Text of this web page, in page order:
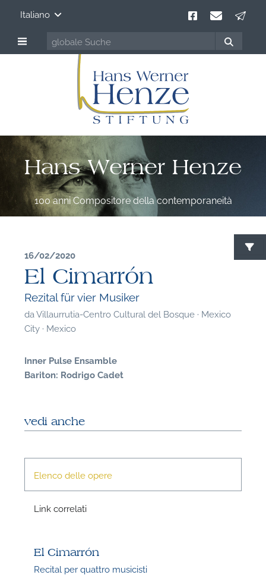
Italiano
Hans Werner Henze
100 anni Compositore della contemporaneità
16/02/2020
El Cimarrón
Rezital für vier Musiker
daVillaurrutia-Centro Cultural del Bosque · Mexico
City · Mexico
Inner Pulse Ensamble
Bariton: Rodrigo Cadet
vedi anche
Elenco delle opere
Link correlati
El Cimarrón
Recital per quattro musicisti